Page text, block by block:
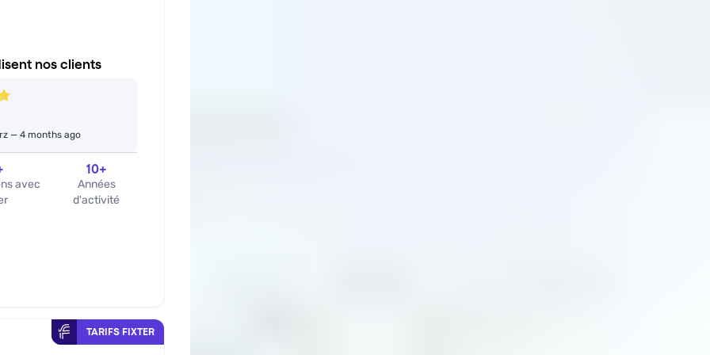
nos clients
—4 months ago
avec
10+
Années
d'activité
TARIFS FIXTER